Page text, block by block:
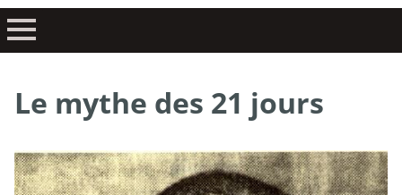
Le mythe des 21 jours